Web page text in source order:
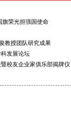
旗荣光担强国使命
教授团队研究成果
发展论坛
校友企业家俱乐部揭牌仪